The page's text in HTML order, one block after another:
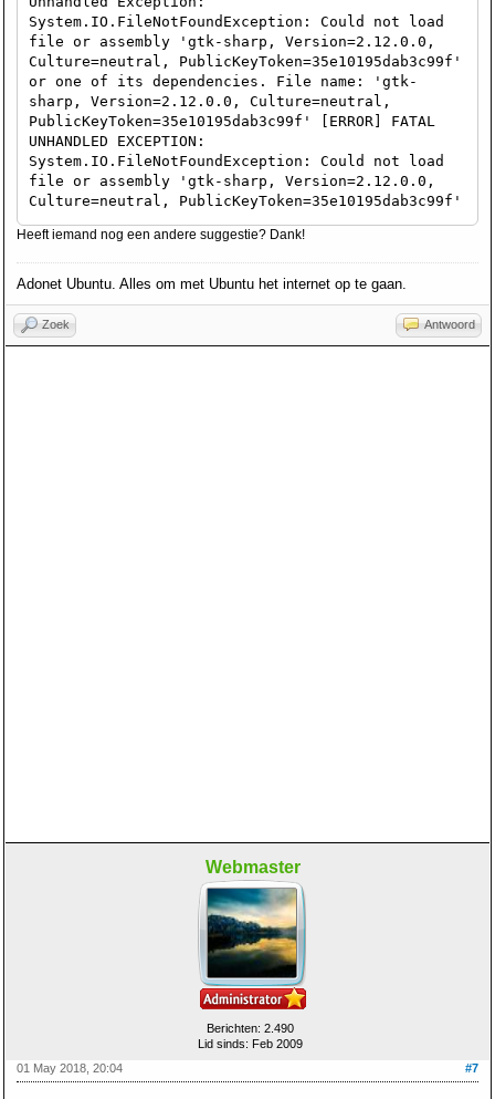
<e51a702293b24c09a0bdb1573fd77388>:0 [ERROR]
FATAL UNHANDLED EXCEPTION:
System.Net.WebException: The request timed out
at System.Net.WebClient.DownloadDataInternal
(System.Uri address, System.Net.WebRequest&
request) [0x0008a] in
<bd46d4d4f7964dfa9beea098499ab597>:0 at
System.Net.WebClient.DownloadString (System.Uri
address) [0x00027] in
<bd46d4d4f7964dfa9beea098499ab597>:0 at
(wrapper remoting-invoke-with-check)
System.Net.WebClient:DownloadString (System.Uri)
<e51a702293b24c09a0bdb1573fd77388>:0 at
MainWindow..ctor () [0x00023] in
<e51a702293b24c09a0bdb1573fd77388>:0 at
GemistDownloader.MainClass.Main (System.String[]
System.IO.FileNotFoundException: Could not load
file or assembly 'gtk-sharp, Version=2.12.0.0,
Culture=neutral, PublicKeyToken=35e10195dab3c99f'
or one of its dependencies. File name: 'gtk-
sharp, Version=2.12.0.0, Culture=neutral,
PublicKeyToken=35e10195dab3c99f' [ERROR] FATAL
UNHANDLED EXCEPTION:
System.IO.FileNotFoundException: Could not load
file or assembly 'gtk-sharp, Version=2.12.0.0,
Culture=neutral, PublicKeyToken=35e10195dab3c99f'
or one of its dependencies. File name: 'gtk-
sharp, Version=2.12.0.0, Culture=neutral,
PublicKeyToken=35e10195dab3c99f'
Heeft iemand nog een andere suggestie? Dank!
Adonet Ubuntu. Alles om met Ubuntu het internet op te gaan.
Zoek Antwoord
Webmaster
Berichten: 2.490
Lid sinds: Feb 2009
#7
01 May 2018, 20:04